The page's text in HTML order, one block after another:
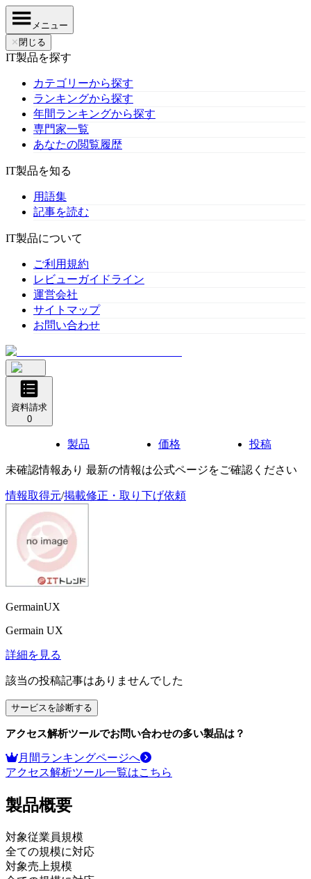
メニュー
✕ 閉じる
IT製品を探す
カテゴリーから探す
ランキングから探す
年間ランキングから探す
専門家一覧
あなたの閲覧履歴
IT製品を知る
用語集
記事を読む
IT製品について
ご利用規約
レビューガイドライン
運営会社
サイトマップ
お問い合わせ
資料請求
0
製品 価格 投稿
未確認情報あり 最新の情報は公式ページをご確認ください
情報取得元/掲載修正・取り下げ依頼
GermainUX
Germain UX
詳細を見る
該当の投稿記事はありませんでした
サービスを診断する
アクセス解析ツールでお問い合わせの多い製品は？
月間ランキングページへ
アクセス解析ツール一覧はこちら
製品概要
対象従業員規模
全ての規模に対応
対象売上規模